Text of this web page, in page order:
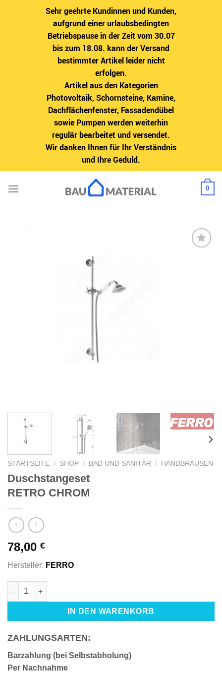
Sehr geehrte Kundinnen und Kunden,
aufgrund einer urlaubsbedingten
Betriebspause in der Zeit vom 30.07
bis zum 18.08. kann der Versand
bestimmter Artikel leider nicht
erfolgen.
Artikel aus den Kategorien
Photovoltaik, Schornsteine, Kamine,
Dachflächenfenster, Fassadendübel
sowie Pumpen werden weiterhin
regulär bearbeitet und versendet.
Wir danken Ihnen für Ihr Verständnis
und Ihre Geduld.
Inhalt
0
STARTSEITE / SHOP / BAD UND SANITÄR / HANDBRAUSEN
Duschstangeset
RETRO CHROM
78,00 €
Hersteller: FERRO
Duschstangeset RETRO CHROM Menge
IN DEN WARENKORB
ZAHLUNGSARTEN:
Barzahlung (bei Selbstabholung)
Per Nachnahme